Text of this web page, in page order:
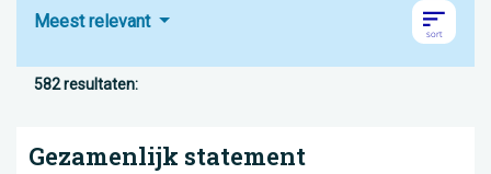
Meest relevant
582 resultaten:
Gezamenlijk statement